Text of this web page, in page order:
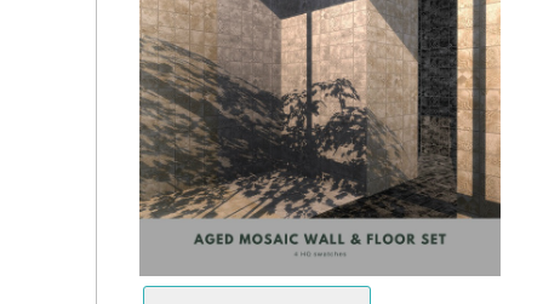
kta_ktasims - Мозаичные стены \ Mosaico Walls 1